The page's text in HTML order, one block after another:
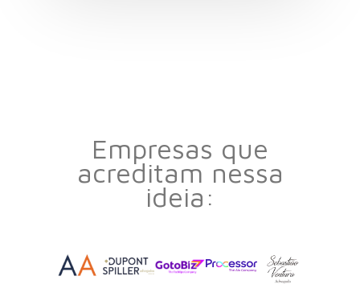
Empresas que
acreditam nessa
ideia: